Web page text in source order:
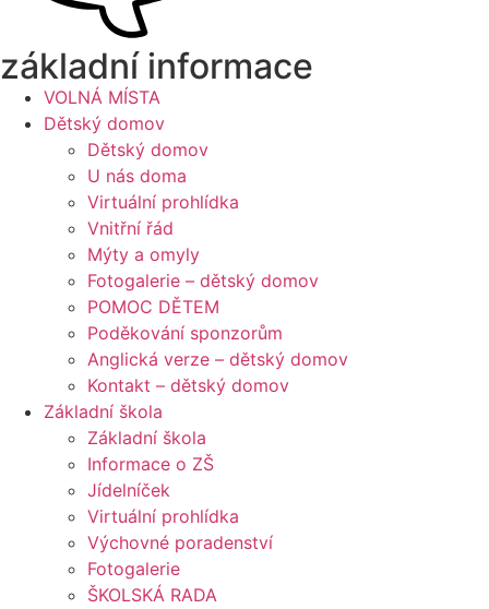
základní informace
VOLNÁ MÍSTA
Dětský domov
Dětský domov
U nás doma
Virtuální prohlídka
Vnitřní řád
Mýty a omyly
Fotogalerie – dětský domov
POMOC DĚTEM
Poděkování sponzorům
Anglická verze – dětský domov
Kontakt – dětský domov
Základní škola
Základní škola
Informace o ZŠ
Jídelníček
Virtuální prohlídka
Výchovné poradenství
Fotogalerie
ŠKOLSKÁ RADA